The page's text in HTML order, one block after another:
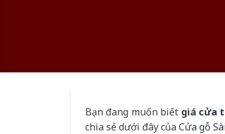
Bạn đang muốn biết giá cửa
chia sẻ dưới đây củaCửa gỗ